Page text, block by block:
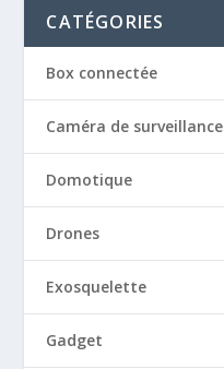
CATÉGORIES
Box connectée
Caméra de surveillance
Domotique
Drones
Exosquelette
Gadget